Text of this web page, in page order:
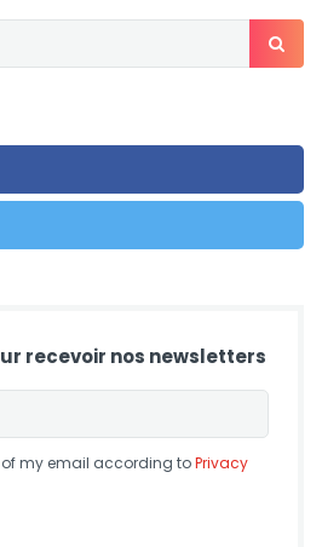
recevoir nos newsletters
my email according toPrivacy